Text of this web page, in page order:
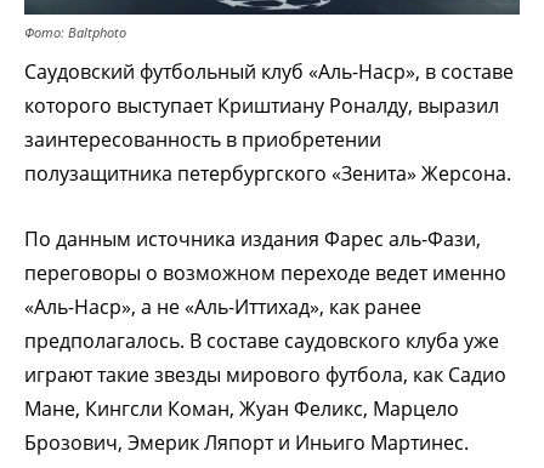
Фото: Baltphoto
Саудовский футбольный клуб «Аль-Наср», в составе
которого выступает Криштиану Роналду, выразил
заинтересованность в приобретении
полузащитника петербургского «Зенита» Жерсона.
По данным источника издания Фарес аль-Фази,
переговоры о возможном переходе ведет именно
«Аль-Наср», а не «Аль-Иттихад», как ранее
предполагалось. В составе саудовского клуба уже
играют такие звезды мирового футбола, как Садио
Мане, Кингсли Коман, Жуан Феликс, Марцело
Брозович, Эмерик Ляпорт и Иньиго Мартинес.